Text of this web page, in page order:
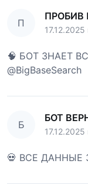
П
🧠 БОТ ЗНАЕТ
@BigBaseSearch
Б
БОТ
17.12.2025
💀 ВСЕ ДАННЫЕ